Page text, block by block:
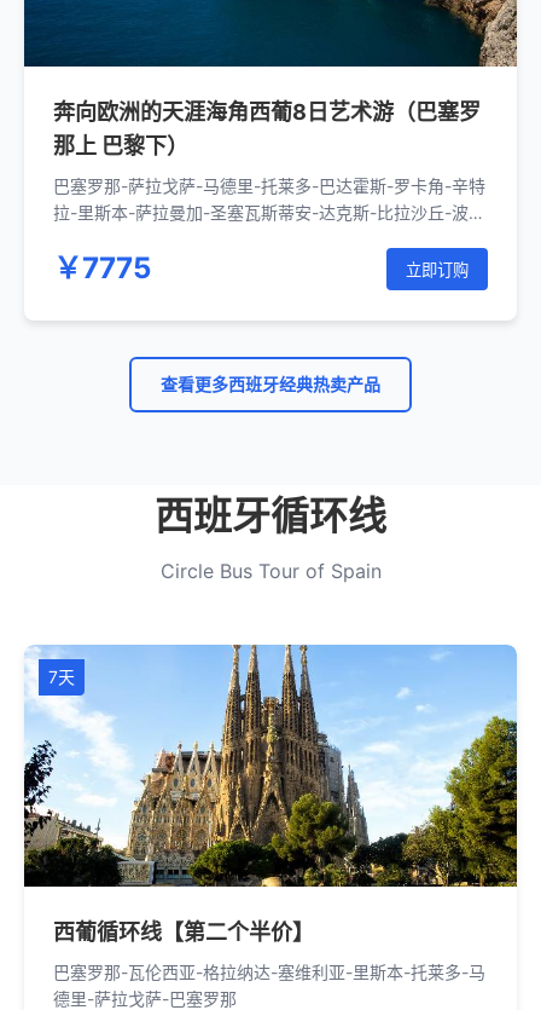
奔向欧洲的天涯海角西葡8日艺术游（巴塞罗
那上 巴黎下）
巴塞罗那-萨拉戈萨-马德里-托莱多-巴达霍斯-罗卡角-辛特
拉-里斯本-萨拉曼加-圣塞瓦斯蒂安-达克斯-比拉沙丘-波尔
￥7775 立即订购
查看更多西班牙经典热卖产品
西班牙循环线
Circle Bus Tour of Spain
7天
西葡循环线【第二个半价】
巴塞罗那-瓦伦西亚-格拉纳达-塞维利亚-里斯本-托莱多-马
德里-萨拉戈萨-巴塞罗那